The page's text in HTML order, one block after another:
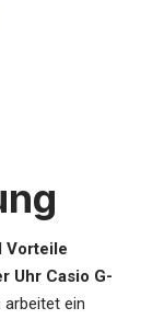
Vorteile
Uhr Casio G-
arbeitet ein